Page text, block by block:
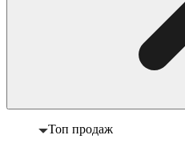
Топ продаж